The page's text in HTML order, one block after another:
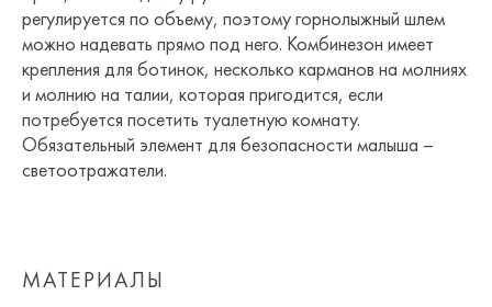
регулируется по объему, поэтому горнолыжный шлем
можно надевать прямо под него. Комбинезон имеет
крепления для ботинок, несколько карманов на молниях
и молнию на талии, которая пригодится, если
потребуется посетить туалетную комнату.
Обязательный элемент для безопасности малыша –
светоотражатели.
МАТЕРИАЛЫ